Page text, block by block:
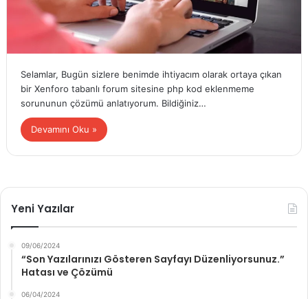
Selamlar, Bugün sizlere benimde ihtiyacım olarak ortaya çıkan
bir Xenforo tabanlı forum sitesine php kod eklenmeme
sorununun çözümü anlatıyorum. Bildiğiniz…
Devamını Oku »
Yeni Yazılar
09/06/2024
“Son Yazılarınızı Gösteren Sayfayı Düzenliyorsunuz.”
Hatası ve Çözümü
06/04/2024